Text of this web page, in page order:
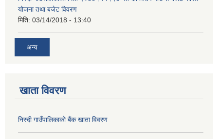
योजना तथा बजेट विवरण
मिति: 03/14/2018 - 13:40
अन्य
खाता विवरण
निस्दी गाउँपालिकाको बैंक खाता विवरण